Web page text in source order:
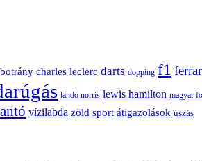
botrány charles leclerc darts dopping f1
lando norris lewis hamilton magyar
vízilabda zöld sport átigazolások úszás